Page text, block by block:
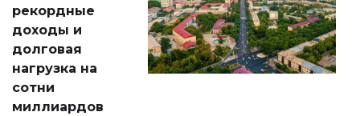
рекордные
доходы и
долговая
нагрузка на
сотни
миллиардов